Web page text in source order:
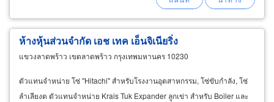
ห้างหุ้นส่วนจำกัด เอช เทค เอ็นจิเนียริ่ง
แขวงลาดพร้าว เขตลาดพร้าว กรุงเทพมหานคร 10230
ตัวแทนจำหน่าย โซ่ "Hitachi" สำหรับโรงงานอุตสาหกรรม, โซ่ขับกำลัง, โซ่
ลำเลียงต ตัวแทนจำหน่าย Krais Tuk Expander ลูกเข่า สำหรับ Boiler และ